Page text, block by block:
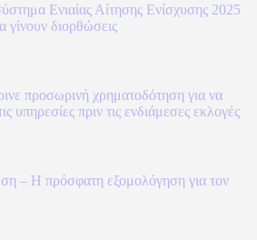
Ενιαίας Αίτησης Ενίσχυσης 2025
διορθώσεις
προσωρινή χρηματοδότηση για να
υπηρεσίες πριν τις ενδιάμεσες εκλογές
– Η πρόσφατη εξομολόγηση για τον